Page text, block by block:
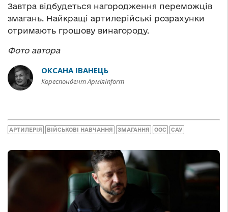
Завтра відбудеться нагородження переможців
змагань. Найкращі артилерійські розрахунки
отримають грошову винагороду.
Фото автора
ОКСАНА ІВАНЕЦЬ
Кореспондент АрміяInform
АРТИЛЕРІЯ ВІЙСЬКОВІ НАВЧАННЯ ЗМАГАННЯ ООС САУ